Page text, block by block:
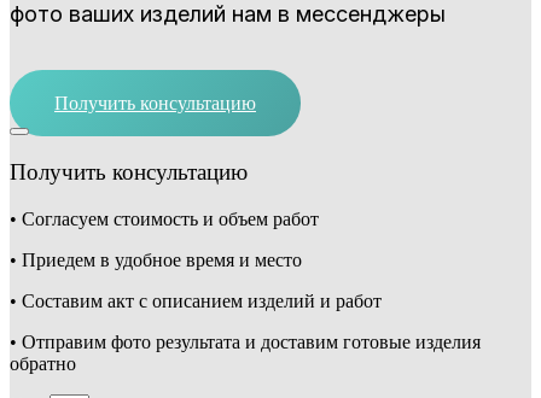
фото ваших изделий нам в мессенджеры
Получить консультацию
Получить консультацию
• Согласуем стоимость и объем работ
• Приедем в удобное время и место
• Составим акт с описанием изделий и работ
• Отправим фото результата и доставим готовые изделия
обратно